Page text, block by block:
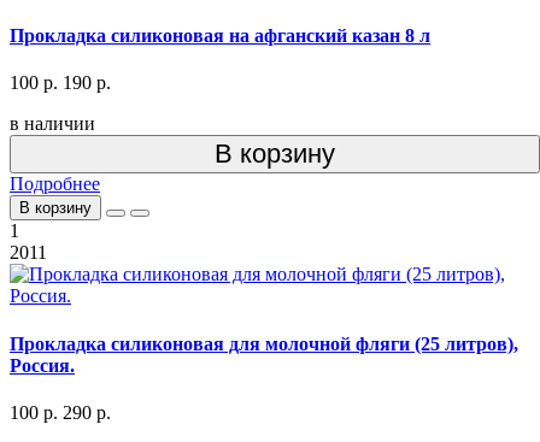
Прокладка силиконовая на афганский казан 8 л
100 р. 190 р.
в наличии
В корзину
Подробнее
В корзину
1
2011
Прокладка силиконовая для молочной фляги (25 литров),
Россия.
100 р. 290 р.